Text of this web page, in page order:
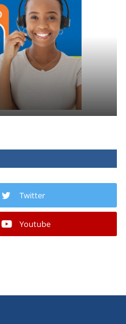
Twitter
Youtube